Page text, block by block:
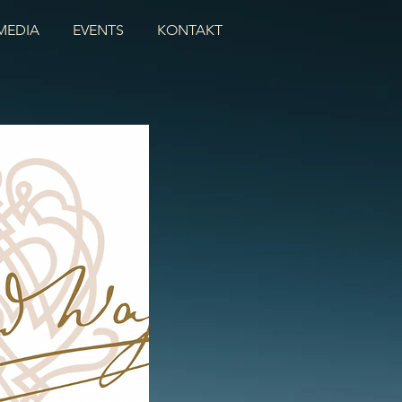
EVENTS KONTAKT